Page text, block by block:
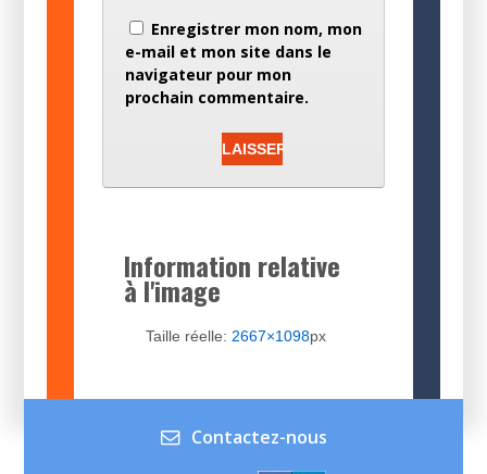
Enregistrer mon nom, mon
e-mail et mon site dans le
navigateur pour mon
prochain commentaire.
Information relative
à l'image
Taille réelle: 2667×1098px
Contactez-nous